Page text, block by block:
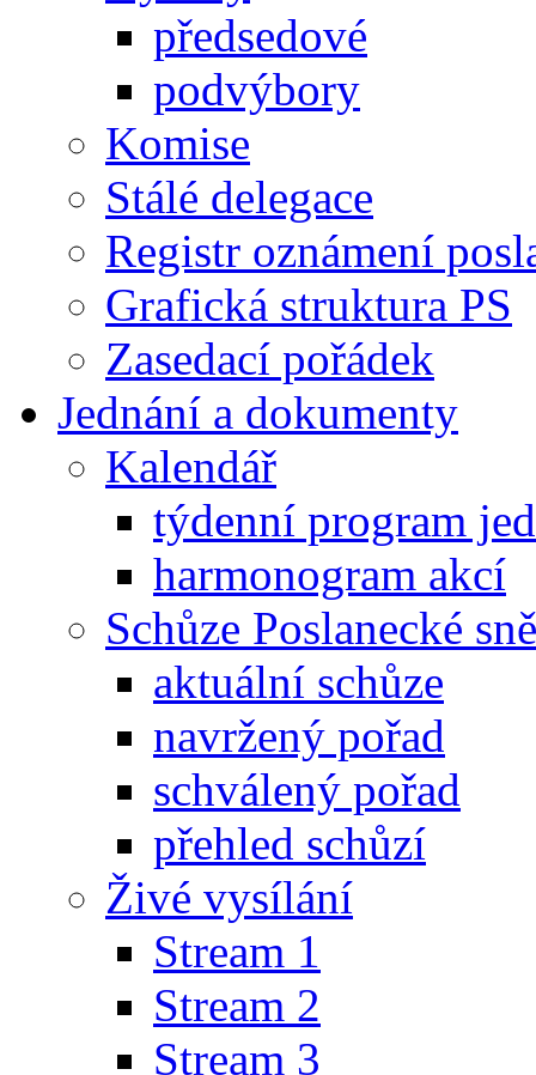
předsedové
podvýbory
Komise
Stálé delegace
Registr oznámení
Grafická struktura PS
Zasedací pořádek
Jednání a dokumenty
Kalendář
týdenní program
harmonogram akcí
Schůze Poslanecké
aktuální schůze
navržený pořad
schválený pořad
přehled schůzí
Živé vysílání
Stream 1
Stream 2
Stream 3